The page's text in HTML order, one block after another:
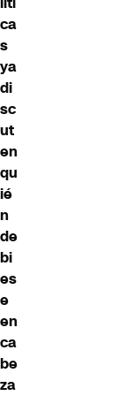
ca
s
ya
di
sc
ut
en
qu
ié
n
de
bi
es
e
en
ca
be
za